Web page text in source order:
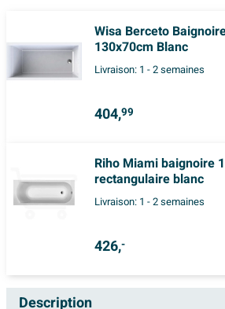
Wisa Berceto
130x70cm Blanc
Livraison: 1 - 2 semaines
404,99
Riho Miami baignoire
rectangulaire blanc
Livraison: 1 - 2 semaines
426,-
Description